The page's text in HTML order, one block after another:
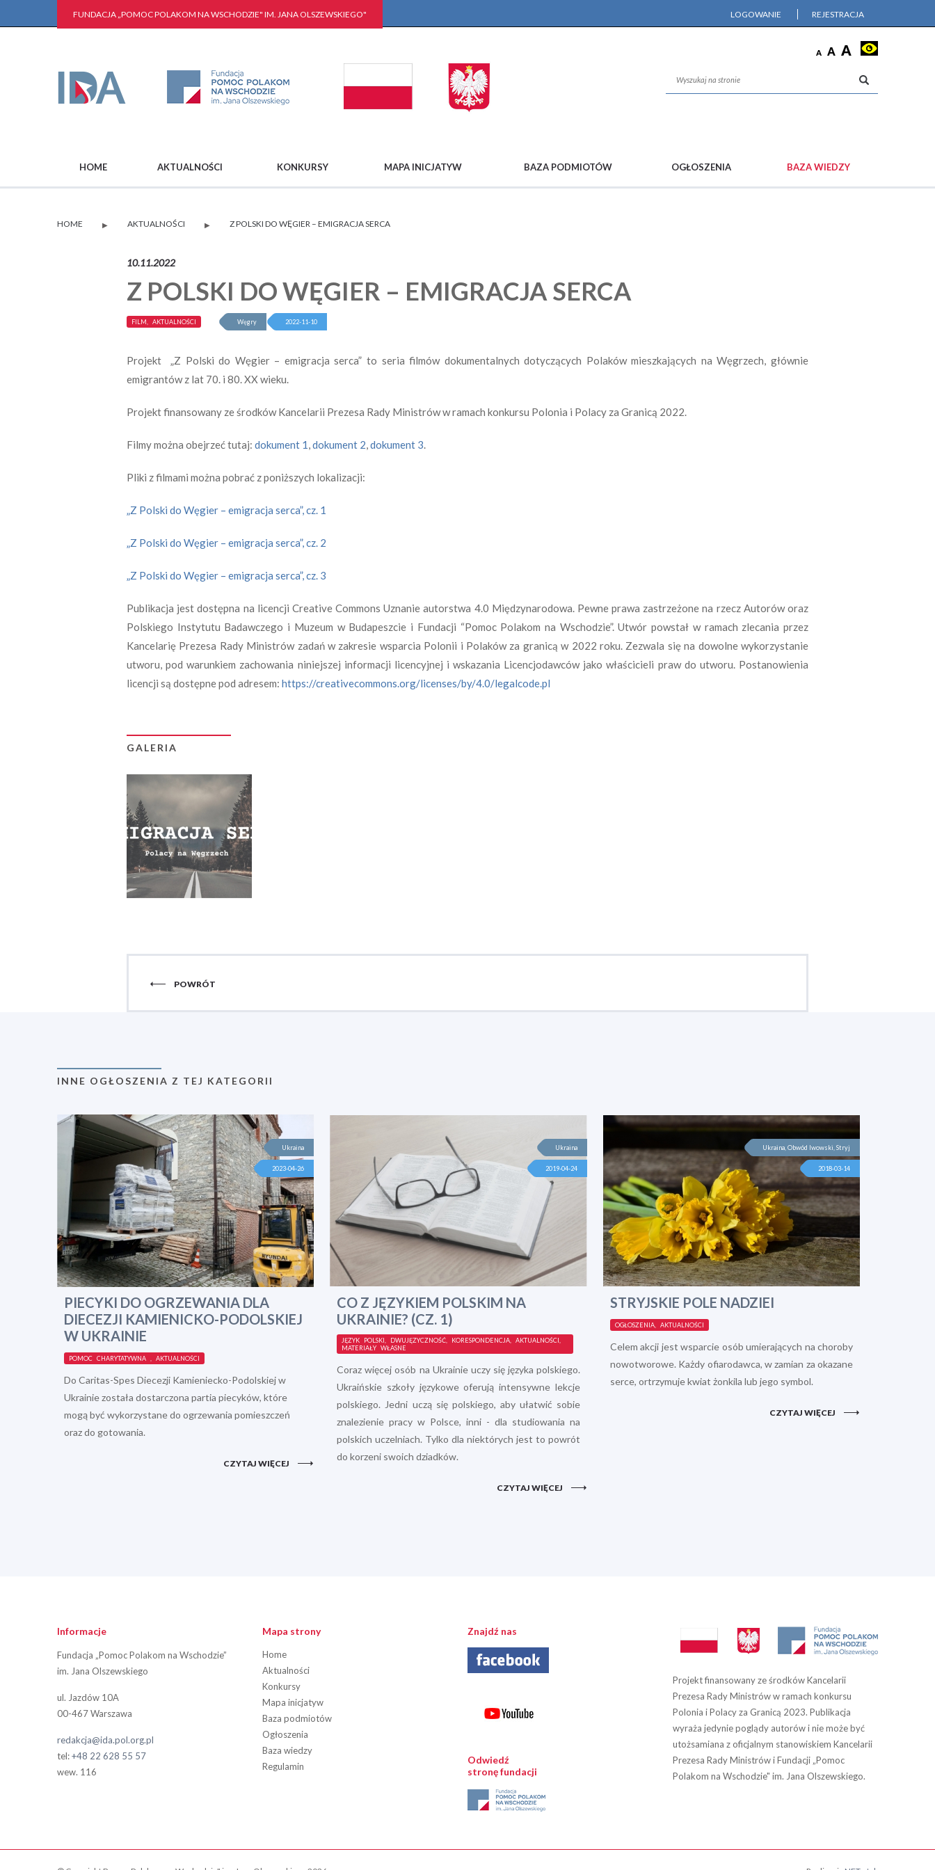
FUNDACJA „POMOC POLAKOM NA WSCHODZIE" IM. JANA OLSZEWSKIEGO" LOGOWANIE REJESTRACJA
HOME AKTUALNOŚCI KONKURSY MAPA INICJATYW BAZA PODMIOTÓW OGŁOSZENIA BAZA WIEDZY
HOME ▶ AKTUALNOŚCI ▶ Z POLSKI DO WĘGIER – EMIGRACJA SERCA
10.11.2022
Z POLSKI DO WĘGIER – EMIGRACJA SERCA
FILM, AKTUALNOŚCI Węgry 2022-11-10
Projekt „Z Polski do Węgier – emigracja serca” to seria filmów dokumentalnych dotyczących Polaków mieszkających na Węgrzech, głównie
emigrantów z lat 70. i 80. XX wieku.
Projekt finansowany ze środków Kancelarii Prezesa Rady Ministrów w ramach konkursu Polonia i Polacy za Granicą 2022.
Filmy można obejrzeć tutaj: dokument 1,dokument 2,dokument 3.
Pliki z filmami można pobrać z poniższych lokalizacji:
„Z Polski do Węgier – emigracja serca”, cz. 1
„Z Polski do Węgier – emigracja serca”, cz. 2
„Z Polski do Węgier – emigracja serca”, cz. 3
Publikacja jest dostępna na licencji Creative Commons Uznanie autorstwa 4.0 Międzynarodowa. Pewne prawa zastrzeżone na rzecz Autorów oraz
Polskiego Instytutu Badawczego i Muzeum w Budapeszcie i Fundacji “Pomoc Polakom na Wschodzie”. Utwór powstał w ramach zlecania przez
Kancelarię Prezesa Rady Ministrów zadań w zakresie wsparcia Polonii i Polaków za granicą w 2022 roku. Zezwala się na dowolne wykorzystanie
utworu, pod warunkiem zachowania niniejszej informacji licencyjnej i wskazania Licencjodawców jako właścicieli praw do utworu. Postanowienia
licencji są dostępne pod adresem: https://creativecommons.org/licenses/by/4.0/legalcode.pl
GALERIA
POWRÓT
INNE OGŁOSZENIA Z TEJ KATEGORII
Ukraina
2023-04-26
PIECYKI DO OGRZEWANIA DLA
DIECEZJI KAMIENICKO-PODOLSKIEJ
W UKRAINIE
POMOC CHARYTATYWNA , AKTUALNOŚCI
Do Caritas-Spes Diecezji Kamieniecko-Podolskiej w
Ukrainie została dostarczona partia piecyków, które
mogą być wykorzystane do ogrzewania pomieszczeń
oraz do gotowania.
CZYTAJ WIĘCEJ
Ukraina
2019-04-24
CO Z JĘZYKIEM POLSKIM NA
UKRAINIE? (CZ. 1)
JĘZYK POLSKI, DWUJĘZYCZNOŚĆ, KORESPONDENCJA, AKTUALNOŚCI,
MATERIAŁY WŁASNE
Coraz więcej osób na Ukrainie uczy się języka polskiego.
Ukraińskie szkoły językowe oferują intensywne lekcje
polskiego. Jedni uczą się polskiego, aby ułatwić sobie
znalezienie pracy w Polsce, inni - dla studiowania na
polskich uczelniach. Tylko dla niektórych jest to powrót
do korzeni swoich dziadków.
CZYTAJ WIĘCEJ
Ukraina, Obwód lwowski, Stryj
2018-03-14
STRYJSKIE POLE NADZIEI
OGŁOSZENIA, AKTUALNOŚCI
Celem akcji jest wsparcie osób umierających na choroby
nowotworowe. Każdy ofiarodawca, w zamian za okazane
serce, ortrzymuje kwiat żonkila lub jego symbol.
CZYTAJ WIĘCEJ
Informacje
Fundacja „Pomoc Polakom na Wschodzie”
im. Jana Olszewskiego
ul. Jazdów 10A
00-467 Warszawa
redakcja@ida.pol.org.pl
tel:+48 22 628 55 57
wew. 116
Mapa strony
Home
Aktualności
Konkursy
Mapa inicjatyw
Baza podmiotów
Ogłoszenia
Baza wiedzy
Regulamin
Znajdź nas
Odwiedź
stronę fundacji
Projekt finansowany ze środków Kancelarii
Prezesa Rady Ministrów w ramach konkursu
Polonia i Polacy za Granicą 2023. Publikacja
wyraża jedynie poglądy autorów i nie może być
utożsamiana z oficjalnym stanowiskiem Kancelarii
Prezesa Rady Ministrów i Fundacji „Pomoc
Polakom na Wschodzie" im. Jana Olszewskiego.